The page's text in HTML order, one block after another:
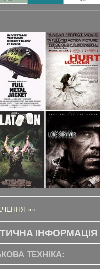
»»
ІНФОРМАЦІЯ
ТЕХНІКА: